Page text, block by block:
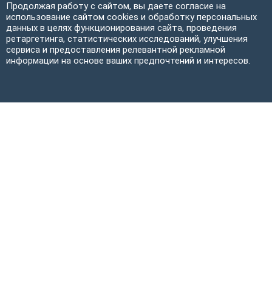
Продолжая работу с сайтом, вы даете согласие на
использование сайтом cookies и обработку персональных
данных в целях функционирования сайта, проведения
ретаргетинга, статистических исследований, улучшения
сервиса и предоставления релевантной рекламной
информации на основе ваших предпочтений и интересов.